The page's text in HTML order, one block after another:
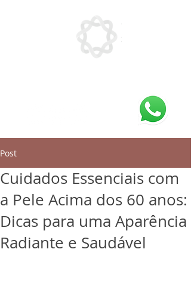
Post
Cuidados Essenciais com
a Pele Acima dos 60 anos:
Dicas para uma Aparência
Radiante e Saudável